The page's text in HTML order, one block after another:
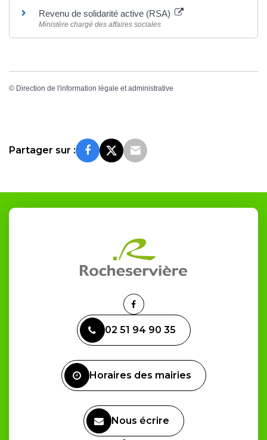
Revenu de solidarité active (RSA)
Ministère chargé des affaires sociales
© Direction de l'information légale et administrative
Partager sur :
Lien
le
compte
02 51 94 90 35
Horaires des mairies
Nous écrire